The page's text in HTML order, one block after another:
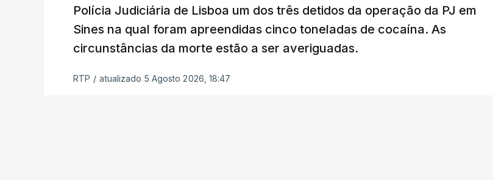
constrangimentos. Há casos em que faltam os modelos preenchidos pelos alunos com
a alegação justificativa para o pedido de reapreciação, ou os documentos que os
relatores devem preencher.
Polícia Judiciária de Lisboa um dos três detidos da operação da PJ em
Sines na qual foram apreendidas cinco toneladas de cocaína. As
circunstâncias da morte estão a ser averiguadas.
RTP / atualizado 5 Agosto 2026, 18:47